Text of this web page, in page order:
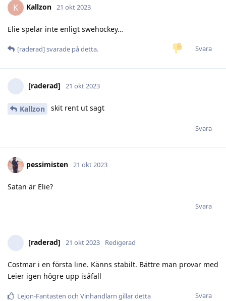
K Kallzon 21 okt 2023
Elie spelar inte enligt swehockey…
Svara
[raderad]svarade på detta.
[raderad] 21 okt 2023
Kallzon skit rent ut sagt
Svara
pessimisten 21 okt 2023
Satan är Elie?
Svara
[raderad] 21 okt 2023 Redigerad
Costmar i en första line. Känns stabilt. Bättre man provar med
Leier igen högre upp isåfall
Svara
Lejon-Fantasten och Vinhandlarn gillar detta